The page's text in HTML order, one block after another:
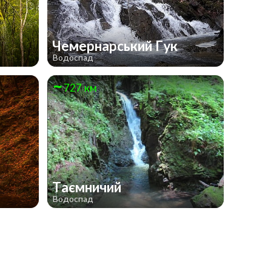
Чемернарський Гук
Водоспад
727 км
Таємничий
Водоспад